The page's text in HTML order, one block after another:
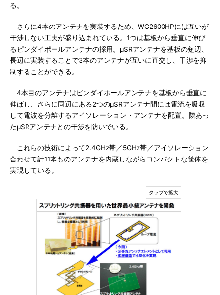
る。
さらに4本のアンテナを実装するため、WG2600HPには互いが
干渉しない工夫が盛り込まれている。1つは基板から垂直に伸び
るピンダイポールアンテナの採用。μSRアンテナを基板の短辺、
長辺に実装することで3本のアンテナが互いに直交し、干渉を抑
制することができる。
4本目のアンテナはピンダイポールアンテナを基板から垂直に
伸ばし、さらに同辺にある2つのμSRアンテナ間には電流を吸収
して電波を分離するアイソレーション・アンテナを配置。隣あっ
たμSRアンテナとの干渉を防いでいる。
これらの技術によって2.4GHz帯／5GHz帯／アイソレーション
合わせて計11本ものアンテナを内蔵しながらコンパクトな筐体を
実現している。